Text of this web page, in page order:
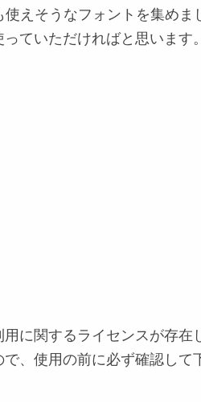
えそうなフォントを集めま
ていただければと思います。
に関するライセンスが存在
、使用の前に必ず確認して